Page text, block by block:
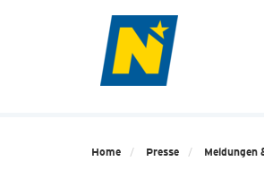
Home Presse Meldungen